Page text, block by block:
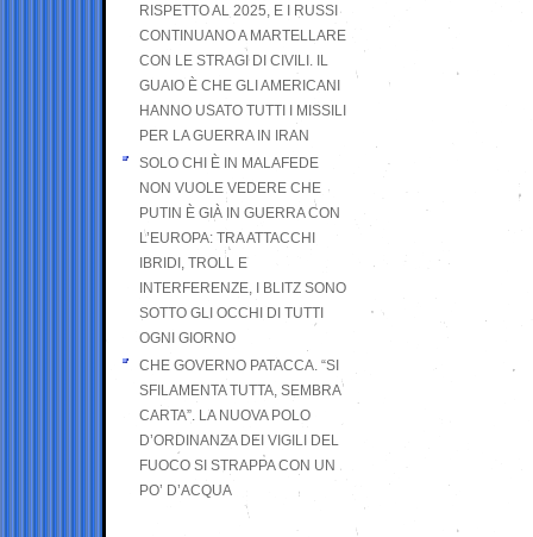
RISPETTO AL 2025, E I RUSSI
CONTINUANO A MARTELLARE
CON LE STRAGI DI CIVILI. IL
GUAIO È CHE GLI AMERICANI
HANNO USATO TUTTI I MISSILI
PER LA GUERRA IN IRAN
SOLO CHI È IN MALAFEDE
NON VUOLE VEDERE CHE
PUTIN È GIÀ IN GUERRA CON
L’EUROPA: TRA ATTACCHI
IBRIDI, TROLL E
INTERFERENZE, I BLITZ SONO
SOTTO GLI OCCHI DI TUTTI
OGNI GIORNO
CHE GOVERNO PATACCA. “SI
SFILAMENTA TUTTA, SEMBRA
CARTA”. LA NUOVA POLO
D’ORDINANZA DEI VIGILI DEL
FUOCO SI STRAPPA CON UN
PO’ D’ACQUA